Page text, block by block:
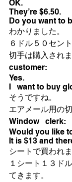
OK.
They’re $6.50.
Do you want to
わかりました。
６ドル５０セン
切手は購入され
customer:
Yes.
I   want to buy
そうですね。
エアメール用の
Window   clerk:
Would you like
It is $13 and
シートで買われ
１シート１３ド
てきます。